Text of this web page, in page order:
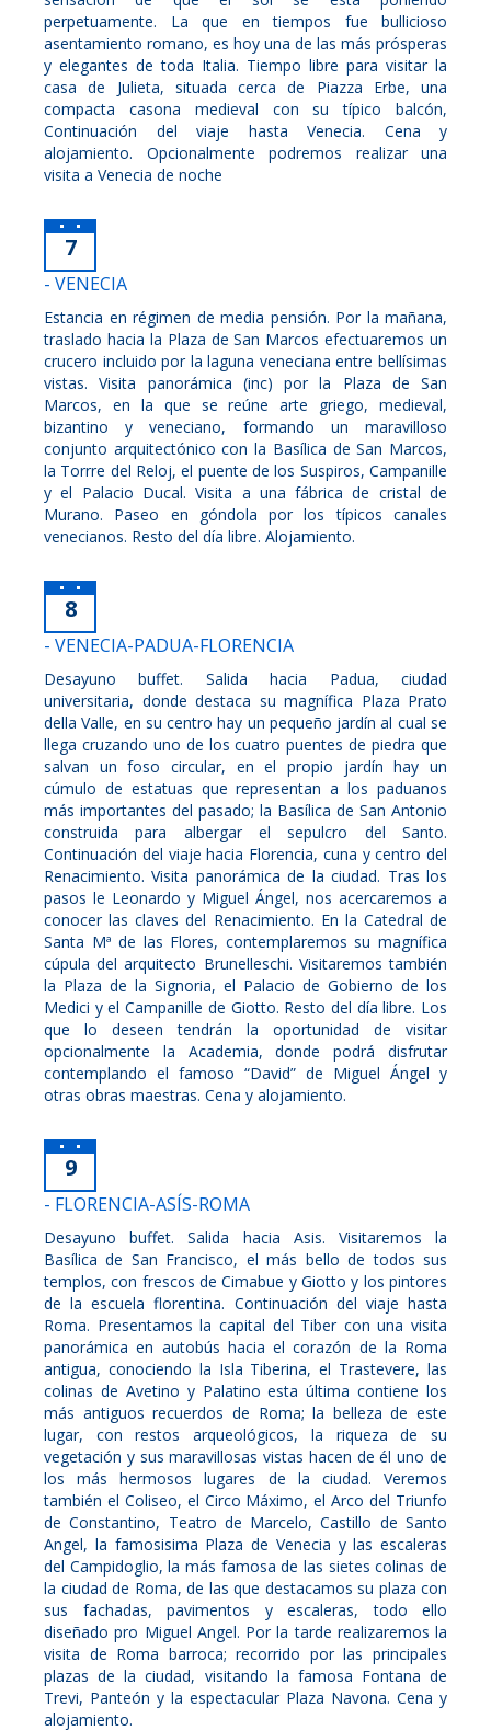
perpetuamente. La que en tiempos fue bullicioso
asentamiento romano, es hoy una de las más prósperas
y elegantes de toda Italia. Tiempo libre para visitar la
casa de Julieta, situada cerca de Piazza Erbe, una
compacta casona medieval con su típico balcón,
Continuación del viaje hasta Venecia. Cena y
alojamiento. Opcionalmente podremos realizar una
visita a Venecia de noche
7
- VENECIA
Estancia en régimen de media pensión. Por la mañana,
traslado hacia la Plaza de San Marcos efectuaremos un
crucero incluido por la laguna veneciana entre bellísimas
vistas. Visita panorámica (inc) por la Plaza de San
Marcos, en la que se reúne arte griego, medieval,
bizantino y veneciano, formando un maravilloso
conjunto arquitectónico con la Basílica de San Marcos,
la Torrre del Reloj, el puente de los Suspiros, Campanille
y el Palacio Ducal. Visita a una fábrica de cristal de
Murano. Paseo en góndola por los típicos canales
venecianos. Resto del día libre. Alojamiento.
8
- VENECIA-PADUA-FLORENCIA
Desayuno buffet. Salida hacia Padua, ciudad
universitaria, donde destaca su magnífica Plaza Prato
della Valle, en su centro hay un pequeño jardín al cual se
llega cruzando uno de los cuatro puentes de piedra que
salvan un foso circular, en el propio jardín hay un
cúmulo de estatuas que representan a los paduanos
más importantes del pasado; la Basílica de San Antonio
construida para albergar el sepulcro del Santo.
Continuación del viaje hacia Florencia, cuna y centro del
Renacimiento. Visita panorámica de la ciudad. Tras los
pasos le Leonardo y Miguel Ángel, nos acercaremos a
conocer las claves del Renacimiento. En la Catedral de
Santa Mª de las Flores, contemplaremos su magnífica
cúpula del arquitecto Brunelleschi. Visitaremos también
la Plaza de la Signoria, el Palacio de Gobierno de los
Medici y el Campanille de Giotto. Resto del día libre. Los
que lo deseen tendrán la oportunidad de visitar
opcionalmente la Academia, donde podrá disfrutar
contemplando el famoso “David” de Miguel Ángel y
otras obras maestras. Cena y alojamiento.
9
- FLORENCIA-ASÍS-ROMA
Desayuno buffet. Salida hacia Asis. Visitaremos la
Basílica de San Francisco, el más bello de todos sus
templos, con frescos de Cimabue y Giotto y los pintores
de la escuela florentina. Continuación del viaje hasta
Roma. Presentamos la capital del Tiber con una visita
panorámica en autobús hacia el corazón de la Roma
antigua, conociendo la Isla Tiberina, el Trastevere, las
colinas de Avetino y Palatino esta última contiene los
más antiguos recuerdos de Roma; la belleza de este
lugar, con restos arqueológicos, la riqueza de su
vegetación y sus maravillosas vistas hacen de él uno de
los más hermosos lugares de la ciudad. Veremos
también el Coliseo, el Circo Máximo, el Arco del Triunfo
de Constantino, Teatro de Marcelo, Castillo de Santo
Angel, la famosisima Plaza de Venecia y las escaleras
del Campidoglio, la más famosa de las sietes colinas de
la ciudad de Roma, de las que destacamos su plaza con
sus fachadas, pavimentos y escaleras, todo ello
diseñado pro Miguel Angel. Por la tarde realizaremos la
visita de Roma barroca; recorrido por las principales
plazas de la ciudad, visitando la famosa Fontana de
Trevi, Panteón y la espectacular Plaza Navona. Cena y
alojamiento.